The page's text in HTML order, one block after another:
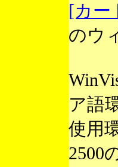
[カー
のウ
ア語
使用
2500